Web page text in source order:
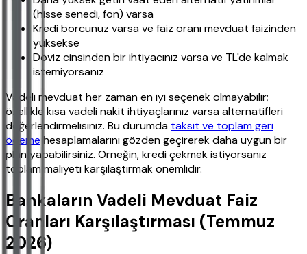
(hisse senedi, fon) varsa
Kredi borcunuz varsa ve faiz oranı mevduat faizinden
yüksekse
Döviz cinsinden bir ihtiyacınız varsa ve TL'de kalmak
istemiyorsanız
Vadeli mevduat her zaman en iyi seçenek olmayabilir;
özellikle kısa vadeli nakit ihtiyaçlarınız varsa alternatifleri
değerlendirmelisiniz. Bu durumda taksit ve toplam geri
ödeme hesaplamalarını gözden geçirerek daha uygun bir
plan yapabilirsiniz. Örneğin, kredi çekmek istiyorsanız
toplam maliyeti karşılaştırmak önemlidir.
Bankaların Vadeli Mevduat Faiz
Oranları Karşılaştırması (Temmuz
2026)